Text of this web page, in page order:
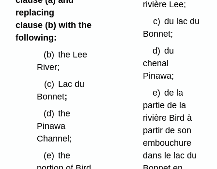
replacing
clause (b) with the
following:
(b) the Lee
River;
(c) Lac du
Bonnet;
(d) the
Pinawa
Channel;
(e) the
rivière Lee;
c) du lac du
Bonnet;
d) du
chenal
Pinawa;
e) de la
partie de la
rivière Bird à
partir de son
embouchure
dans le lac du